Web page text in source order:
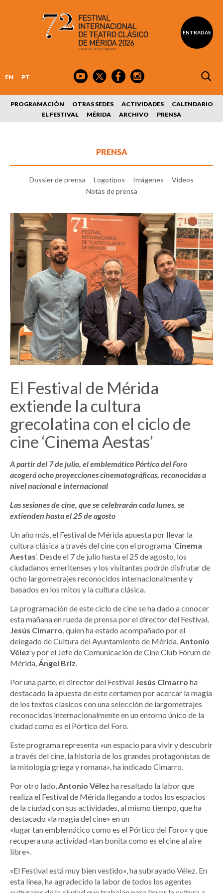
ENTRADAS
EN PT
PROGRAMACIÓN OTRAS SEDES ACTIVIDADES
CALENDARIO
EL FESTIVAL
MÉRIDA ARCHIVO PRENSA
PRENSA
Dossier de prensa Logotipos Imágenes
Vídeos
Notas de prensa
El Festival de Mérida
extiende la cultura
grecolatina con el ciclo de
cine ‘Cinema Aestas’
A partir del 7 de julio, el emblemático Pórtico del Foro
acogerá ocho proyecciones cinematográficas, reconocidas a
nivel nacional e internacional
Las sesiones de cine, que se celebrarán cada lunes, se
extienden hasta el 25 de agosto
Un año más, el Festival de Mérida apuesta por llevar la
cultura clásica a través del cine con el programa ‘Cinema
Aestas‘. Desde el 7 de julio hasta el 25 de agosto, los
ciudadanos emeritenses y los visitantes podrán disfrutar de
ocho largometrajes reconocidos internacionalmente y
basados en los mitos y la cultura clásica.
La programación de este ciclo de cine se ha dado a conocer
esta mañana en rueda de prensa por el director del Festival,
Jesús Cimarro , quien ha estado acompañado por el
delegado de Cultura del Ayuntamiento de Mérida, Antonio
Vélez y por el Jefe de Comunicación de Cine Club Fórum de
Mérida, Ángel Briz
Por una parte, el director del Festival Jesús Cimarro ha
destacado la apuesta de este certamen por acercar la magia
de los textos clásicos con una selección de largometrajes
reconocidos internacionalmente en un entorno único de la
ciudad como es el Pórtico del Foro.
Este programa representa «un espacio para vivir y descubrir
a través del cine, la historia de los grandes protagonistas de
la mitología griega y romana», ha indicado Cimarro.
Por otro lado, Antonio Vélez ha resaltado la labor que
realiza el Festival de Mérida llegando a todos los espacios
de la ciudad con sus actividades, al mismo tiempo, que ha
destacado «la magia del cine» en un
«lugar tan emblemático como es el Pórtico del Foro» y que
recupera una actividad «tan bonita como es el cine al aire
libre».
«El Festival está muy bien vestido», ha subrayado Vélez. En
esta línea, ha agradecido la labor de todos los agentes